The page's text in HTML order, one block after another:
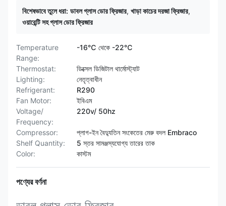
বিশেষভাবে তুলে ধরা: ডাবল গ্লাস ডোর ফ্রিজার, খাড়া কাচের দরজা ফ্রিজার,
ওয়ারেন্টি সহ গ্লাস ডোর ফ্রিজার
Temperature
Range:
-16℃ থেকে -22℃
Thermostat:
ডিক্সেল ডিজিটাল থার্মোস্ট্যাট
Lighting:
নেতৃত্বাধীন
Refrigerant:
R290
Fan Motor:
ইবিএম
Voltage/
Frequency:
220v/ 50hz
Compressor:
প্লাগ-ইন বৈদ্যুতিন সংকেতের মেরু বদল Embraco
Shelf Quantity:
5 স্তর সামঞ্জস্যযোগ্য তারের তাক
Color:
কাস্টম
পণ্যের বর্ণনা